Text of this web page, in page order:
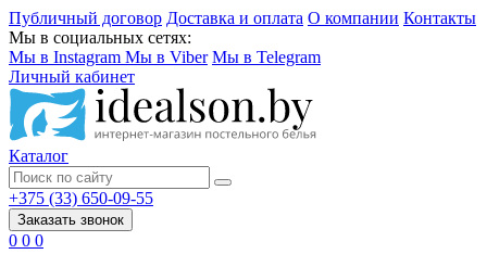
Публичный договор Доставка и оплата О компании Контакты
Мы в социальных сетях:
Мы в Instagram Мы в Viber Мы в Telegram
Личный кабинет
Каталог
+375 (33) 650-09-55
Заказать звонок
0 0 0